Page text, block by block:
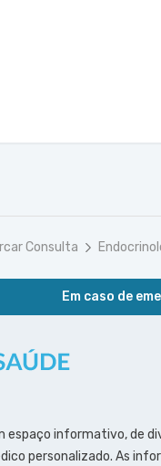
Consulta
Em caso de
Instagram
Facebook
no Pinterest
espaço informativo, de
personalizado. As